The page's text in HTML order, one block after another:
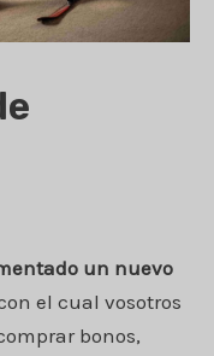
un nuevo
el cual vosotros
bonos,